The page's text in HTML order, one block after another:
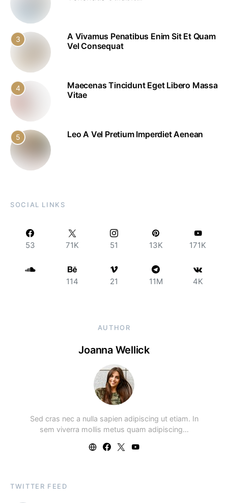
3
A Vivamus Penatibus Enim Sit Et Quam
Vel Consequat
4
Maecenas Tincidunt Eget Libero Massa
Vitae
5 Leo A Vel Pretium Imperdiet Aenean
SOCIAL LINKS
53 71K 51 13K 171K
114 21 11M 4K
AUTHOR
Joanna Wellick
Sed cras nec a nulla sapien adipiscing ut etiam. In
sem viverra mollis metus quam adipiscing…
TWITTER FEED